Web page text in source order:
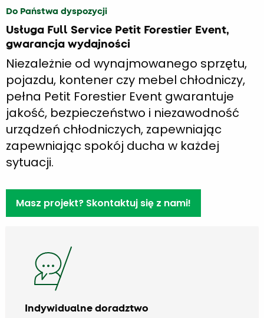
Do Państwa dyspozycji
Usługa Full Service Petit Forestier Event,
gwarancja wydajności
Niezależnie od wynajmowanego sprzętu,
pojazdu, kontener czy mebel chłodniczy,
pełna Petit Forestier Event gwarantuje
jakość, bezpieczeństwo i niezawodność
urządzeń chłodniczych, zapewniając
zapewniając spokój ducha w każdej
sytuacji.
Masz projekt? Skontaktuj się z nami!
Indywidualne doradztwo